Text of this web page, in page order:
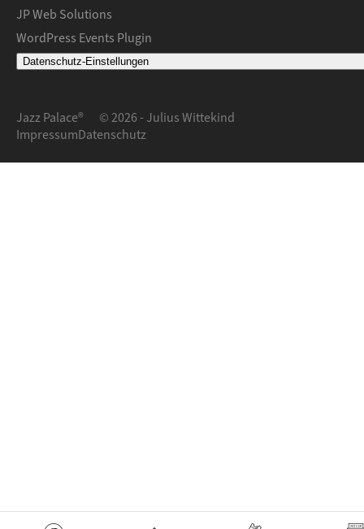
JP Web Solutions
WordPress Events Plugin
Datenschutz-Einstellungen
Jazz Palace®
© 2026 - Julius Wittekind
ImpressumDatenschutz